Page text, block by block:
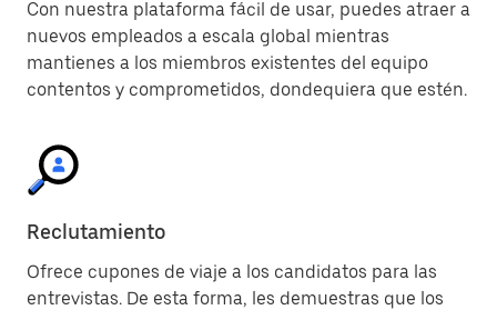
Con nuestra plataforma fácil de usar, puedes atraer a
nuevos empleados a escala global mientras
mantienes a los miembros existentes del equipo
contentos y comprometidos, dondequiera que estén.
Reclutamiento
Ofrece cupones de viaje a los candidatos para las
entrevistas. De esta forma, les demuestras que los